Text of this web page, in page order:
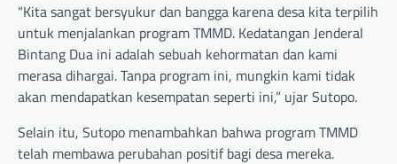
“Kita sangat bersyukur dan bangga karena desa kita terpilih
untuk menjalankan program TMMD. Kedatangan Jenderal
Bintang Dua ini adalah sebuah kehormatan dan kami
merasa dihargai. Tanpa program ini, mungkin kami tidak
akan mendapatkan kesempatan seperti ini,” ujar Sutopo.
Selain itu, Sutopo menambahkan bahwa program TMMD
telah membawa perubahan positif bagi desa mereka.